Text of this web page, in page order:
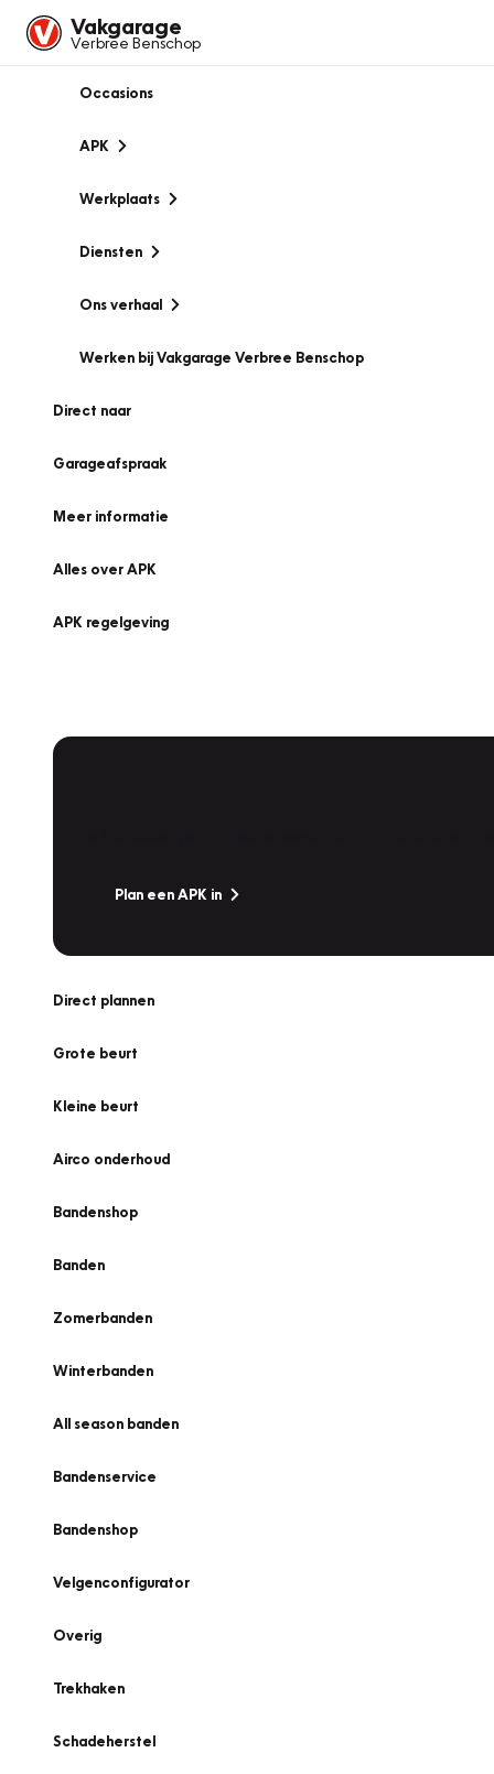
Vakgarage
Verbree Benschop
Occasions
APK
Werkplaats
Diensten
Ons verhaal
Werken bij Vakgarage Verbree Benschop
Direct naar
Garageafspraak
Meer informatie
Alles over APK
APK regelgeving
Plan een APK in
Direct plannen
Grote beurt
Kleine beurt
Airco onderhoud
Bandenshop
Banden
Zomerbanden
Winterbanden
All season banden
Bandenservice
Bandenshop
Velgenconfigurator
Overig
Trekhaken
Schadeherstel